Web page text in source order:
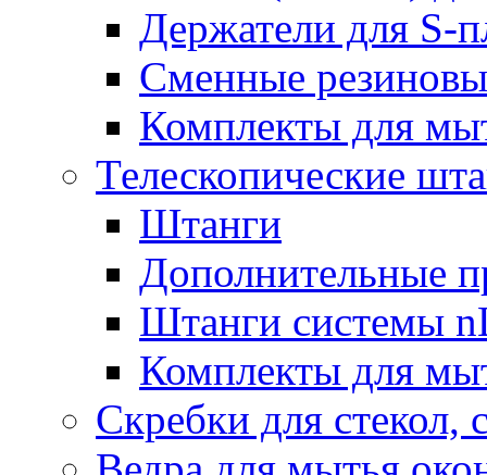
Держатели для S-
Сменные
Комплекты для
Телескопические
Штанги
Дополнительные
Штанги системы
Комплекты для
Скребки для стекол,